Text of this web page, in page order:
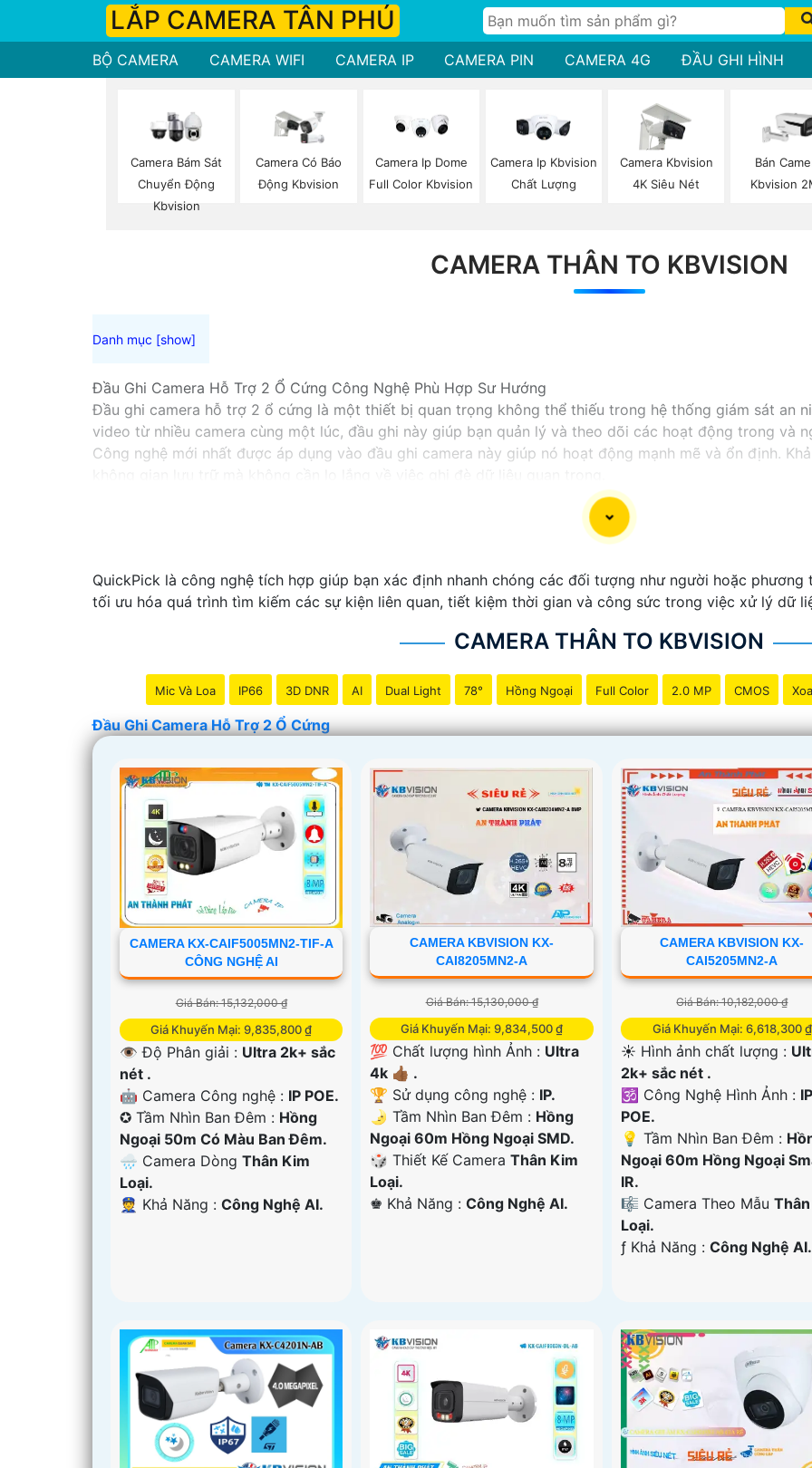
LẮP CAMERA TÂN PHÚ
BỘ CAMERA CAMERA WIFI CAMERA IP CAMERA PIN CAMERA 4G ĐẦU GHI HÌNH
Camera Bám Sát
Chuyển Động
Kbvision
Camera Có Báo
Động Kbvision
Camera Ip Dome
Full Color Kbvision
Camera Ip Kbvision
Chất Lượng
Camera Kbvision
4K Siêu Nét
Bán
Kbvision
CAMERA THÂN TO KBVISION
Đầu Ghi Camera Hỗ Trợ 2 Ổ Cứng Công Nghệ Phù Hợp Sư Hướng
Đầu ghi camera hỗ trợ 2 ổ cứng là một thiết bị quan trọng không thể thiếu trong hệ thống giám sát an
video từ nhiều camera cùng một lúc, đầu ghi này giúp bạn quản lý và theo dõi các hoạt động trong và
Công nghệ mới nhất được áp dụng vào đầu ghi camera này giúp nó hoạt động mạnh mẽ và ổn định.
Nếu bạn đang tìm kiếm một giải pháp giám sát an ninh thông minh và tiện lợi, đầu ghi camera hỗ trợ 2
hoàn hảo cho nhu cầu của bạn. Hãy đầu tư vào sản phẩm này để bảo vệ và giám sát nhà ở, cửa hàng
QuickPick là công nghệ tích hợp giúp bạn xác định nhanh chóng các đối tượng như người hoặc
tối ưu hóa quá trình tìm kiếm các sự kiện liên quan, tiết kiệm thời gian và công sức trong việc xử lý dữ
CAMERA THÂN TO KBVISION
Mic Và Loa IP66 3D DNR AI Dual Light 78° Hồng Ngoại Full Color 2.0 MP CMOS
Đầu Ghi Camera Hỗ Trợ 2 Ổ Cứng
CAMERA KX-CAIF5005MN2-TIF-A
CÔNG NGHỆ AI
Giá Bán: 15,132,000 ₫
Giá Khuyến Mại: 9,835,800 ₫
👁 Độ Phân giải : Ultra 2k+ sắc
nét .
🤖️ Camera Công nghệ : IP POE.
✪ Tầm Nhìn Ban Đêm : Hồng
Ngoại 50m Có Màu Ban Đêm.
🌧️ Camera Dòng Thân Kim
Loại.
️👮 Khả Năng : Công Nghệ AI.
CAMERA KBVISION KX-
CAI8205MN2-A
Giá Bán: 15,130,000 ₫
Giá Khuyến Mại: 9,834,500 ₫
💯 Chất lượng hình Ảnh : Ultra
4k 👍🏾 .
🏆 Sử dụng công nghệ : IP.
🌛 Tầm Nhìn Ban Đêm : Hồng
Ngoại 60m Hồng Ngoại SMD.
🎲 Thiết Kế CameraThân Kim
Loại.
️♚ Khả Năng :Công Nghệ AI.
CAMERA KBVISION KX-
CAI5205MN2-A
Giá Bán: 10,182,000 ₫
Giá Khuyến Mại: 6,618,300 ₫
☀️ Hình ảnh chất lượng :
2k+ sắc nét .
🕉️ Công Nghệ Hình Ảnh : IP
POE.
💡 Tầm Nhìn Ban Đêm :
Ngoại 60m Hồng Ngoại
IR.
🎼️ Camera Theo Mẫu
Loại.
️ƒ Khả Năng : Công Nghệ AI.